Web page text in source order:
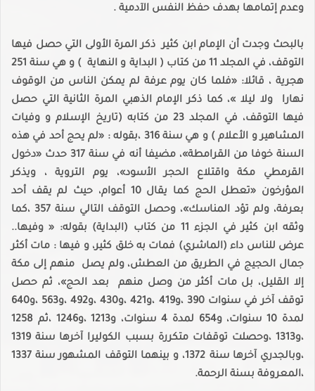
وعدم إتمامها بهدف حفظ النفس الآدمية .
بالبحث وجدت أن الإمام ابن كثير ذكر المرة الأولى التي حصل فيها
التوقف، في المجلد 11 من كتاب ( البداية و النهاية ) و هي سنة 251
هجرية ، قائلا: «فلما كان يوم عرفة لم يمكن الناس من الوقوف
نهارا ولا ليلا »، كما ذكر الإمام الذهبي المرة الثانية التي حصل
فيها التوقف، في المجلد 23 من كتابه (تاريخ الإسلام و وفيات
المشاهير و الأعلام ) و هي سنة 316 ،بقوله : «لم يحج أحد في هذه
السنة خوفا من القرامطة»، مضيفا أنه في سنة 317 حدث «دخول
القرمطي مكة واقتلاع الحجر الأسود»، يوم التروية ، ويذكر
المؤرخون «تعطل الحج كما يقال 10 أعوام، حيث لم يقف أحد
بعرفة، ولم تؤد المناسك»، وحصل التوقف التالي سنة 357 ،كما
وثقه ابن كثير في الجزء 11 من كتاب (البداية) بقوله: « وفيها..
عرض للناس داء (الماشري) فمات به خلق كثير، و فيها : مات أكثر
جمال الحجيج في الطريق من العطش، ولم يصل منهم إلى مكة
إلا القليل، بل مات أكثر من وصل منهم بعد الحج»، ثم حصل
توقف آخر في سنوات 390 ،و419 ،و421 ،و430 ،و492 ،و563 ،و640
لمدة 10 سنوات، و654 لمدة 4 سنوات، و1213 ،و1246 ،ثم 1258
،و1313 ،وحصلت توقفات متكررة بسبب الكوليرا آخرها سنة 1319
،وبالجدري آخرها سنة 1372، و بينهما التوقف المشهور سنة 1337
،المعروفة بسنة الرحمة.